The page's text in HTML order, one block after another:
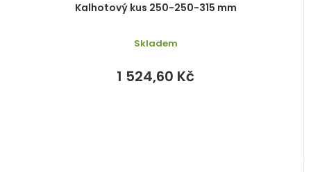
Kalhotový kus 250-250-315 mm
Skladem
1 524,60 Kč